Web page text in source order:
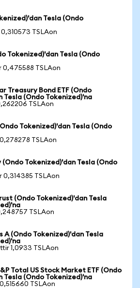
Tesla (Ondo
TSLAon
Tokenized)'dan Tesla (Ondo
0,475588 TSLAon
Treasury Bond ETF (Ondo
Tesla (Ondo Tokenized)'na
TSLAon
Tokenized)'dan Tesla (Ondo
TSLAon
Tokenized)'dan Tesla (Ondo
0,314385 TSLAon
(Ondo Tokenized)'dan Tesla
TSLAon
A (Ondo Tokenized)'dan Tesla
1,0933 TSLAon
Total US Stock Market ETF (Ondo
Tesla (Ondo Tokenized)'na
TSLAon